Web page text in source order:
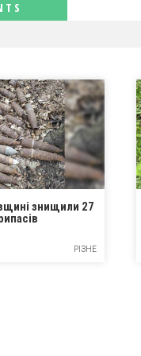
знищили 27
РІЗНЕ